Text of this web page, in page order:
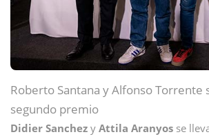
Roberto Santana y Alfonso Torrente
segundo premio
Didier Sanchez y Attila Aranyos se